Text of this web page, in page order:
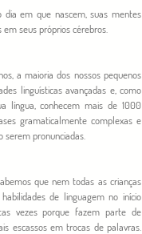
dia em que nascem, suas mentes
seus próprios cérebros.
a maioria dos nossos pequenos
linguísticas avançadas e, como
língua, conhecem mais de 1000
gramaticalmente complexas e
serem pronunciadas.
que nem todas as crianças
de linguagem no início
vezes porque fazem parte de
escassos em trocas de palavras.